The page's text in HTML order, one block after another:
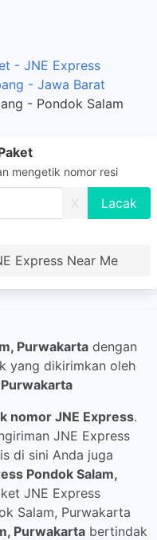
- JNE Express
- Jawa Barat
- Pondok Salam
mengetik nomor resi
X
Express Near Me
Purwakarta dengan
yang dikirimkan oleh
nomor JNE Express.
JNE Express
di sini Anda juga
Pondok Salam,
JNE Express
Salam, Purwakarta
Purwakarta bertindak